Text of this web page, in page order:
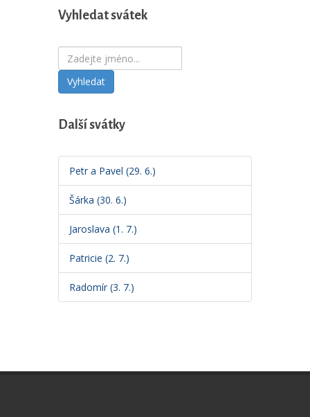
Vyhledat svátek
Vyhledat
Další svátky
Petr a Pavel (29. 6.)
Šárka (30. 6.)
Jaroslava (1. 7.)
Patricie (2. 7.)
Radomír (3. 7.)